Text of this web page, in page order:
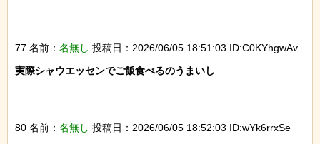
77 名前： 名無し 投稿日：2026/06/05 18:51:03 ID:C0KYhgwAv
実際シャウエッセンでご飯食べるのうまいし
80 名前： 名無し 投稿日：2026/06/05 18:52:03 ID:wYk6rrxSe